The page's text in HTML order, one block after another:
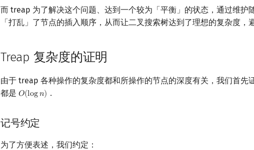
而 treap 为了解决这个问题、达到一个较为「平衡」的状态，通过维护
「打乱」了节点的插入顺序，从而让二叉搜索树达到了理想的复杂度，
Treap 复杂度的证明
由于 treap 各种操作的复杂度都和所操作的节点的深度有关，我们首先
都是 𝑂(log𝑛)
O(logn) ．
记号约定
为了方便表述，我们约定：